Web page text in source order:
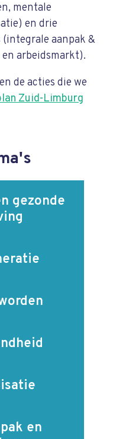
mentale
en drie
(integrale aanpak &
arbeidsmarkt).
de acties die we
Zuid-Limburg
gezonde
en